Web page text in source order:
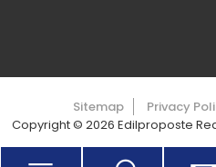
Sitemap Privacy
Copyright © 2026 Edilproposte